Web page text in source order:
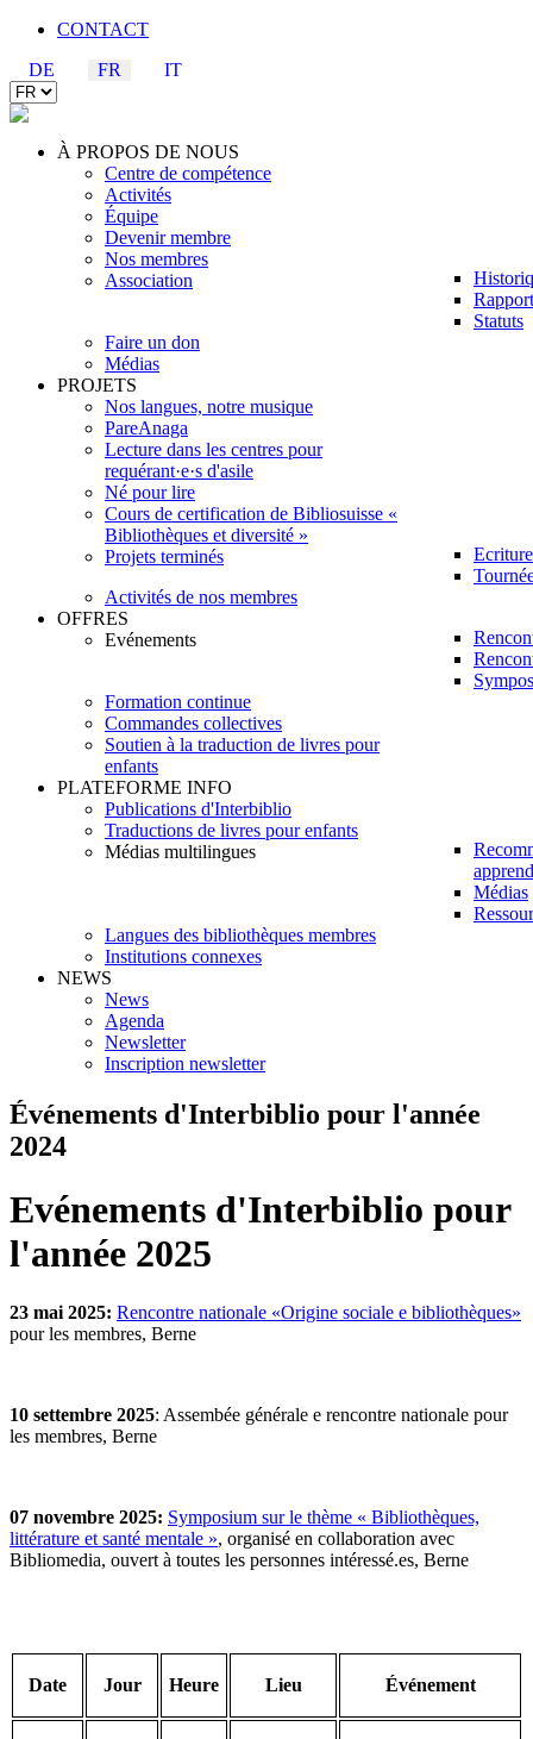
CONTACT
DE
FR IT
À PROPOS DE NOUS
Centre de compétence
Activités
Équipe
Devenir membre
Nos membres
Association
Statuts
Faire un don
Médias
PROJETS
Nos langues, notre musique
PareAnaga
Lecture dans les centres pour
requérant·e·s d'asile
Né pour lire
Cours de certification de Bibliosuisse «
Bibliothèques et diversité »
Projets terminés
Activités de nos membres
OFFRES
Evénements
Formation continue
Commandes collectives
Soutien à la traduction de livres pour
enfants
PLATEFORME INFO
Publications d'Interbiblio
Traductions de livres pour enfants
Médias multilingues
Médias
Langues des bibliothèques membres
Institutions connexes
NEWS
News
Agenda
Newsletter
Inscription newsletter
Événements d'Interbiblio pour l'année
2024
Evénements d'Interbiblio pour
l'année 2025
23 mai 2025: Rencontre nationale «Origine sociale e bibliothèques»
pour les membres, Berne
10 settembre 2025: Assembée générale e rencontre nationale pour
les membres, Berne
07 novembre 2025: Symposium sur le thème « Bibliothèques,
littérature et santé mentale », organisé en collaboration avec
Bibliomedia, ouvert à toutes les personnes intéressé.es, Berne
Date Jour Heure Lieu Événement